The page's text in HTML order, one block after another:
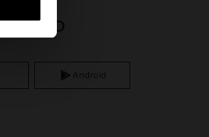
Android